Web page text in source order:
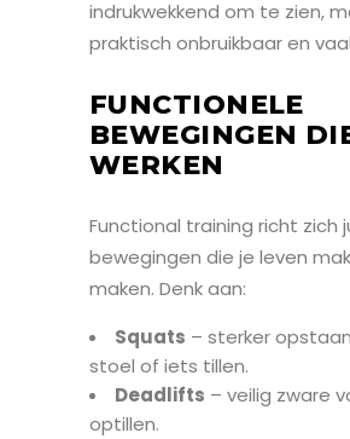
indrukwekkend om te zien,
praktisch onbruikbaar en
FUNCTIONELE
BEWEGINGEN
WERKEN
Functional training richt zich
bewegingen die je leven
maken. Denk aan:
Squats – sterker
stoel of iets tillen.
Deadlifts – veilig zware
optillen.